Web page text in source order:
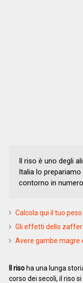
Il riso è uno degli
Italia lo
contorno in
Calcola qui il tuo
Gli effetti dello
Avere gambe magre
Il risoha una lunga
corso dei secoli, il riso